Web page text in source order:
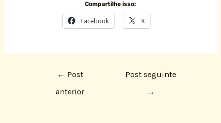
Compartilhe isso:
Facebook X
← Post
anterior
Post seguinte
→